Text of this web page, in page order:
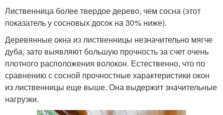
Лиственница более твердое дерево, чем сосна (этот
показатель у сосновых досок на 30% ниже).
Деревянные окна из лиственницы незначительно мягче
дуба, зато выявляют большую прочность за счет очень
плотного расположения волокон. Естественно, что по
сравнению с сосной прочностные характеристики окон
из лиственницы еще выше. Она выдержит значительные
нагрузки.